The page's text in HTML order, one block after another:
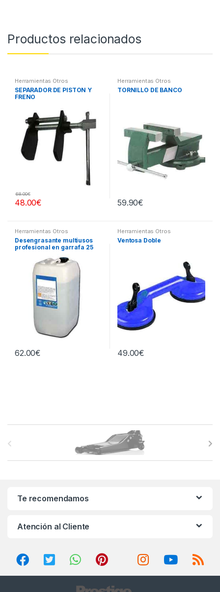
Productos relacionados
Herramientas Otros
SEPARADOR DE PISTÓN Y
FRENO
48.00€
68.00€
Herramientas Otros
TORNILLO DE BANCO
59.90€
Herramientas Otros
Desengrasante multiusos
profesional en garrafa 25
62.00€
Herramientas Otros
Ventosa Doble
49.00€
a
Te recomendamos
Atención al Cliente